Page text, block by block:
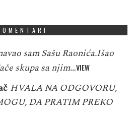
sam Sašu Raonića.Išao
skupa sa njim…VIEW
HVALA NA ODGOVORU,
DA PRATIM PREKO